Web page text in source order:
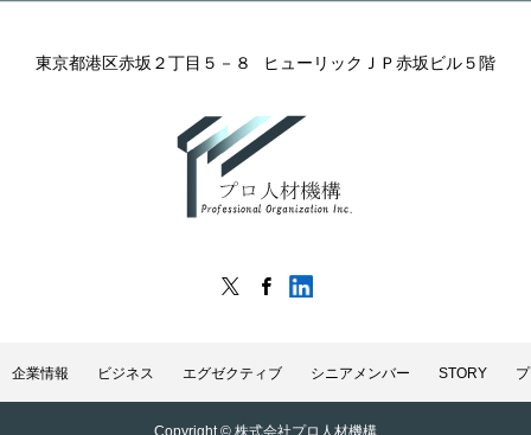
東京都港区赤坂２丁目５－８ ヒューリックＪＰ赤坂ビル５階
企業情報 ビジネス エグゼクティブ シニアメンバー STORY
Copyright © 株式会社プロ人材機構